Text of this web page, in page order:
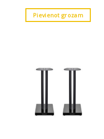
Pievienot grozam